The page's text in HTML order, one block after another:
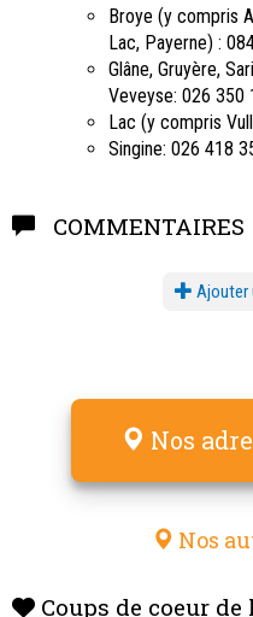
Broye (y compris
Lac, Payerne) :
Glâne, Gruyère,
Veveyse: 026 350
Lac (y compris
Singine: 026 418
COMMENTAIRES
Ajouter
Nos
Nos
Coups de coeur